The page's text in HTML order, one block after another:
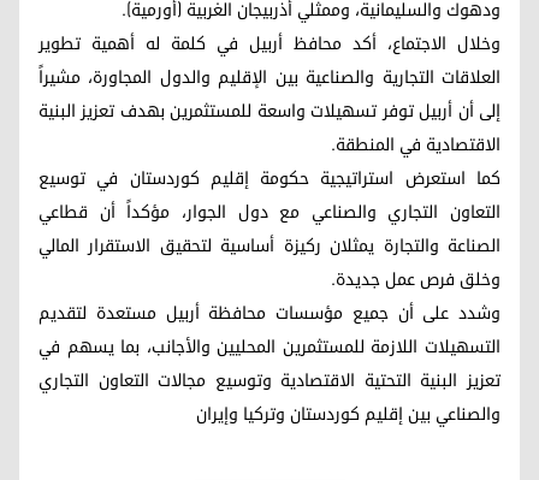
ودهوك والسليمانية، وممثلي أذربيجان الغربية (أورمية).
وخلال الاجتماع، أكد محافظ أربيل في كلمة له أهمية تطوير
العلاقات التجارية والصناعية بين الإقليم والدول المجاورة، مشيراً
إلى أن أربيل توفر تسهيلات واسعة للمستثمرين بهدف تعزيز البنية
الاقتصادية في المنطقة.
كما استعرض استراتيجية حكومة إقليم كوردستان في توسيع
التعاون التجاري والصناعي مع دول الجوار، مؤكداً أن قطاعي
الصناعة والتجارة يمثلان ركيزة أساسية لتحقيق الاستقرار المالي
وخلق فرص عمل جديدة.
وشدد على أن جميع مؤسسات محافظة أربيل مستعدة لتقديم
التسهيلات اللازمة للمستثمرين المحليين والأجانب، بما يسهم في
تعزيز البنية التحتية الاقتصادية وتوسيع مجالات التعاون التجاري
والصناعي بين إقليم كوردستان وتركيا وإيران